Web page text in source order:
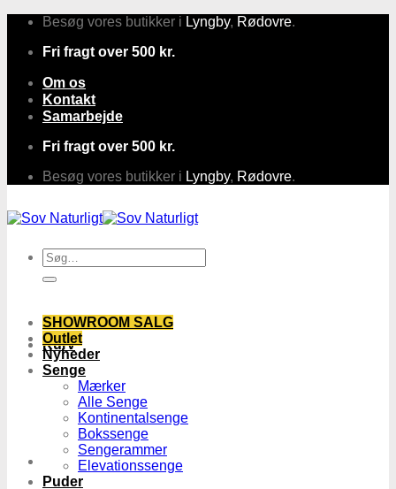
Fortsæt
indhold
Besøg vores butikker i Lyngby, Rødovre.
Fri fragt over 500 kr.
Om os
Kontakt
Samarbejde
Fri fragt over 500 kr.
Besøg vores butikker i Lyngby, Rødovre.
Søg
efter:
Kurv
SHOWROOM SALG
Outlet
Nyheder
Senge
Mærker
Alle Senge
Kontinentalsenge
Bokssenge
Sengerammer
Elevationssenge
Puder